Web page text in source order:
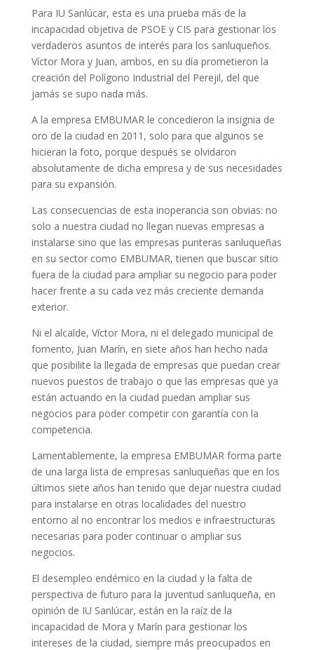
Para IU Sanlúcar, esta es una prueba más de la
incapacidad objetiva de PSOE y CIS para gestionar los
verdaderos asuntos de interés para los sanluqueños.
Víctor Mora y Juan, ambos, en su día prometieron la
creación del Polígono Industrial del Perejil, del que
jamás se supo nada más.
A la empresa EMBUMAR le concedieron la insignia de
oro de la ciudad en 2011, solo para que algunos se
hicieran la foto, porque después se olvidaron
absolutamente de dicha empresa y de sus necesidades
para su expansión.
Las consecuencias de esta inoperancia son obvias: no
solo a nuestra ciudad no llegan nuevas empresas a
instalarse sino que las empresas punteras sanluqueñas
en su sector como EMBUMAR, tienen que buscar sitio
fuera de la ciudad para ampliar su negocio para poder
hacer frente a su cada vez más creciente demanda
exterior.
Ni el alcalde, Víctor Mora, ni el delegado municipal de
fomento, Juan Marín, en siete años han hecho nada
que posibilite la llegada de empresas que puedan crear
nuevos puestos de trabajo o que las empresas que ya
están actuando en la ciudad puedan ampliar sus
negocios para poder competir con garantía con la
competencia.
Lamentablemente, la empresa EMBUMAR forma parte
de una larga lista de empresas sanluqueñas que en los
últimos siete años han tenido que dejar nuestra ciudad
para instalarse en otras localidades del nuestro
entorno al no encontrar los medios e infraestructuras
necesarias para poder continuar o ampliar sus
negocios.
El desempleo endémico en la ciudad y la falta de
perspectiva de futuro para la juventud sanluqueña, en
opinión de IU Sanlúcar, están en la raíz de la
incapacidad de Mora y Marín para gestionar los
intereses de la ciudad, siempre más preocupados en